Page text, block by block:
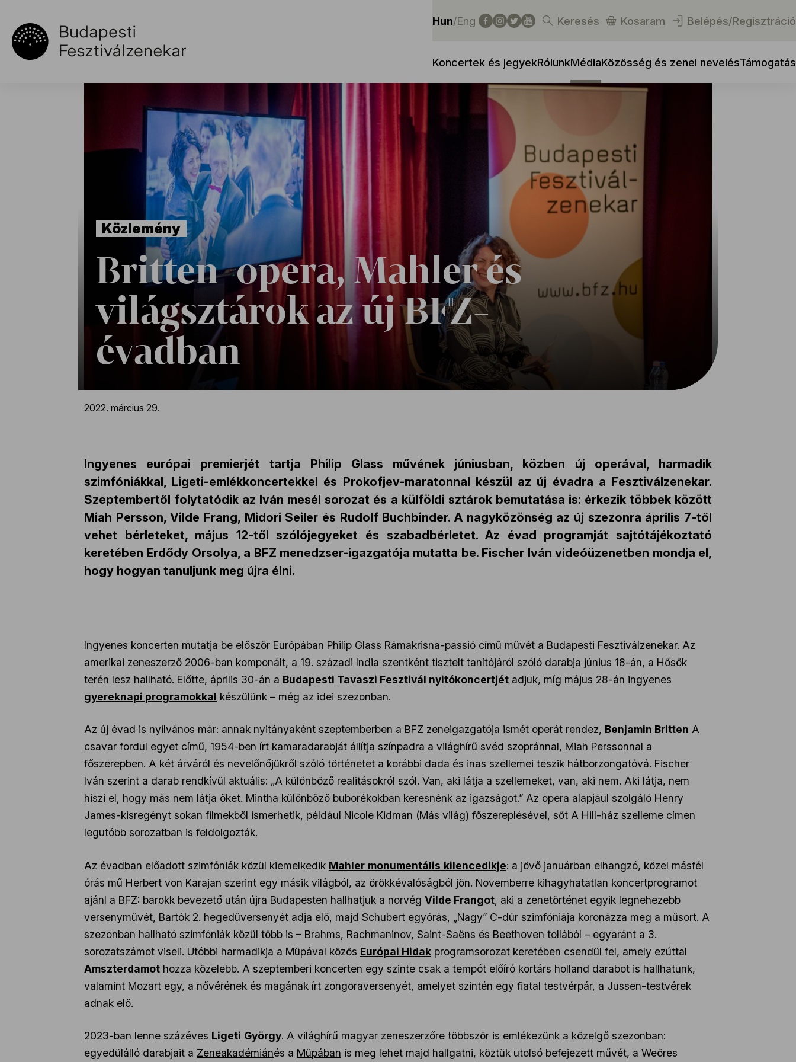
Hun/Eng Keresés Kosaram Belépés/Regisztráció
Koncertek és jegyekRólunkMédiaKözösség és zenei nevelésTámogatás
Közlemény
Britten-opera, Mahler és
világsztárok az új BFZ-
évadban
2022. március 29.
Ingyenes európai premierjét tartja Philip Glass művének júniusban, közben új operával, harmadik
szimfóniákkal, Ligeti-emlékkoncertekkel és Prokofjev-maratonnal készül az új évadra a Fesztiválzenekar.
Szeptembertől folytatódik az Iván mesél sorozat és a külföldi sztárok bemutatása is: érkezik többek között
Miah Persson, Vilde Frang, Midori Seiler és Rudolf Buchbinder. A nagyközönség az új szezonra április 7-től
vehet bérleteket, május 12-től szólójegyeket és szabadbérletet. Az évad programját sajtótájékoztató
keretében Erdődy Orsolya, a BFZ menedzser-igazgatója mutatta be. Fischer Iván videóüzenetben mondja el,
hogy hogyan tanuljunk meg újra élni.
Ingyenes koncerten mutatja be először Európában Philip Glass Rámakrisna-passió című művét a Budapesti Fesztiválzenekar. Az
amerikai zeneszerző 2006-ban komponált, a 19. századi India szentként tisztelt tanítójáról szóló darabja június 18-án, a Hősök
terén lesz hallható. Előtte, április 30-án a Budapesti Tavaszi Fesztivál nyitókoncertjét adjuk, míg május 28-án ingyenes
gyereknapi programokkal készülünk – még az idei szezonban.
Az új évad is nyilvános már: annak nyitányaként szeptemberben a BFZ zeneigazgatója ismét operát rendez, Benjamin Britten A
csavar fordul egyet című, 1954-ben írt kamaradarabját állítja színpadra a világhírű svéd szopránnal, Miah Perssonnal a
főszerepben. A két árváról és nevelőnőjükről szóló történetet a korábbi dada és inas szellemei teszik hátborzongatóvá. Fischer
Iván szerint a darab rendkívül aktuális: „A különböző realitásokról szól. Van, aki látja a szellemeket, van, aki nem. Aki látja, nem
hiszi el, hogy más nem látja őket. Mintha különböző buborékokban keresnénk az igazságot.” Az opera alapjául szolgáló Henry
James-kisregényt sokan filmekből ismerhetik, például Nicole Kidman (Más világ) főszereplésével, sőt A Hill-ház szelleme címen
legutóbb sorozatban is feldolgozták.
Az évadban előadott szimfóniák közül kiemelkedik Mahler monumentális kilencedikje: a jövő januárban elhangzó, közel másfél
órás mű Herbert von Karajan szerint egy másik világból, az örökkévalóságból jön. Novemberre kihagyhatatlan koncertprogramot
ajánl a BFZ: barokk bevezető után újra Budapesten hallhatjuk a norvég Vilde Frangot, aki a zenetörténet egyik legnehezebb
versenyművét, Bartók 2. hegedűversenyét adja elő, majd Schubert egyórás, „Nagy” C-dúr szimfóniája koronázza meg a műsort. A
szezonban hallható szimfóniák közül több is – Brahms, Rachmaninov, Saint-Saëns és Beethoven tollából – egyaránt a 3.
sorozatszámot viseli. Utóbbi harmadikja a Müpával közös Európai Hidak programsorozat keretében csendül fel, amely ezúttal
Amszterdamot hozza közelebb. A szeptemberi koncerten egy szinte csak a tempót előíró kortárs holland darabot is hallhatunk,
valamint Mozart egy, a nővérének és magának írt zongoraversenyét, amelyet szintén egy fiatal testvérpár, a Jussen-testvérek
adnak elő.
2023-ban lenne százéves Ligeti György. A világhírű magyar zeneszerzőre többször is emlékezünk a közelgő szezonban:
egyedülálló darabjait a Zeneakadémiánés a Müpában is meg lehet majd hallgatni, köztük utolsó befejezett művét, a Weöres